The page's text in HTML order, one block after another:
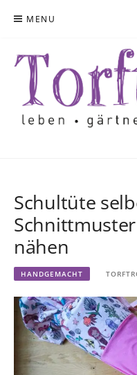
MENU
Schultüte
nähen
HANDGEMACHT